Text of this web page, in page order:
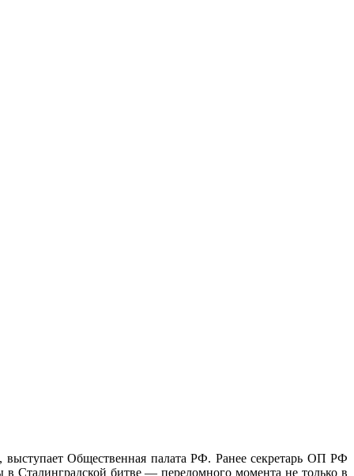
выступает Общественная палата РФ. Ранее секретарь ОП РФ
в Сталинградской битве — переломного момента не только в